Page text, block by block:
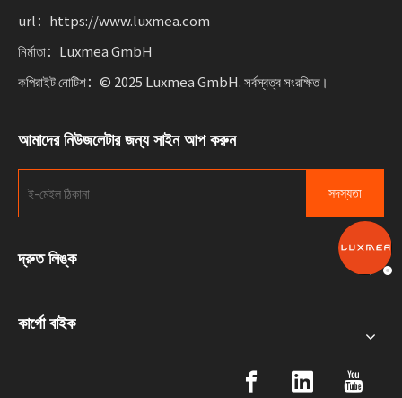
url：https://www.luxmea.com
নির্মাতা：Luxmea GmbH
কপিরাইট নোটিশ：© 2025 Luxmea GmbH. সর্বস্বত্ব সংরক্ষিত।
আমাদের নিউজলেটার জন্য সাইন আপ করুন
সদস্যতা
দ্রুত লিঙ্ক
কার্গো বাইক